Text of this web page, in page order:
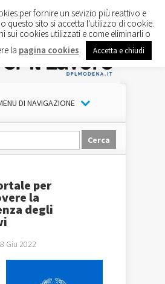
DI NAVIGAZIONE
per
la
degli
Giu 2022
per fornire un sevizio più reattivo e
questo sito si accetta l'utilizzo di cookie.
sui cookies utilizzati e come eliminarli o
la pagina cookies Accetta e chiudi